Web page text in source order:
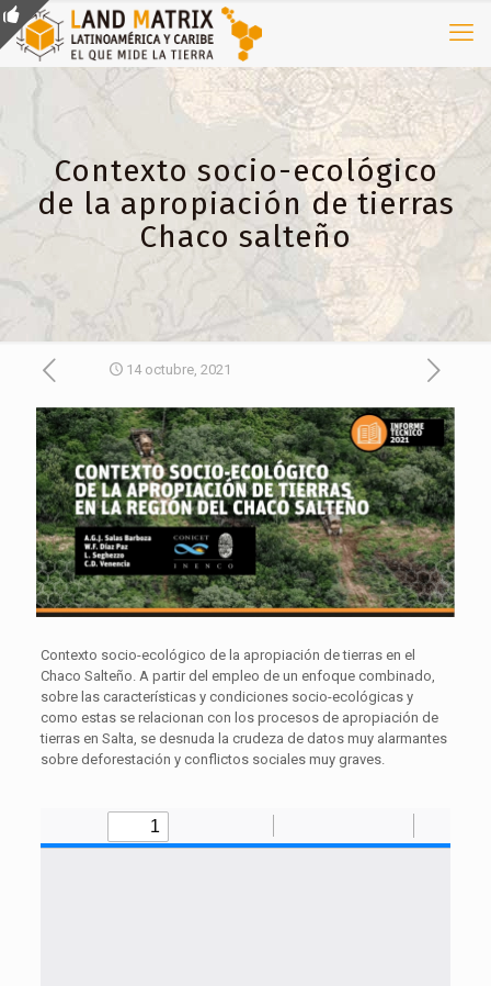
Contexto socio-ecológico
de la apropiación de tierras
Chaco salteño
14 octubre, 2021
Contexto socio-ecológico de la apropiación de tierras en el
Chaco Salteño. A partir del empleo de un enfoque combinado,
sobre las características y condiciones socio-ecológicas y
como estas se relacionan con los procesos de apropiación de
tierras en Salta, se desnuda la crudeza de datos muy alarmantes
sobre deforestación y conflictos sociales muy graves.